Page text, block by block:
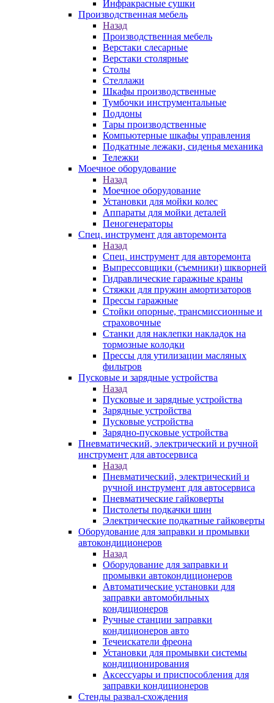
Инфракрасные сушки
Производственная мебель
Назад
Производственная мебель
Верстаки слесарные
Верстаки столярные
Столы
Стеллажи
Шкафы производственные
Тумбочки инструментальные
Поддоны
Тары производственные
Компьютерные шкафы управления
Подкатные лежаки, сиденья механика
Тележки
Моечное оборудование
Назад
Моечное оборудование
Установки для мойки колес
Аппараты для мойки деталей
Пеногенераторы
Спец. инструмент для авторемонта
Назад
Спец. инструмент для авторемонта
Выпрессовщики (съемники) шкворней
Гидравлические гаражные краны
Стяжки для пружин амортизаторов
Прессы гаражные
Стойки опорные, трансмиссионные и
страховочные
Станки для наклепки накладок на
тормозные колодки
Прессы для утилизации масляных
фильтров
Пусковые и зарядные устройства
Назад
Пусковые и зарядные устройства
Зарядные устройства
Пусковые устройства
Зарядно-пусковые устройства
Пневматический, электрический и ручной
инструмент для автосервиса
Назад
Пневматический, электрический и
ручной инструмент для автосервиса
Пневматические гайковерты
Пистолеты подкачки шин
Электрические подкатные гайковерты
Оборудование для заправки и промывки
автокондиционеров
Назад
Оборудование для заправки и
промывки автокондиционеров
Автоматические установки для
заправки автомобильных
кондиционеров
Ручные станции заправки
кондиционеров авто
Течеискатели фреона
Установки для промывки системы
кондиционирования
Аксессуары и приспособления для
заправки кондиционеров
Стенды развал-схождения